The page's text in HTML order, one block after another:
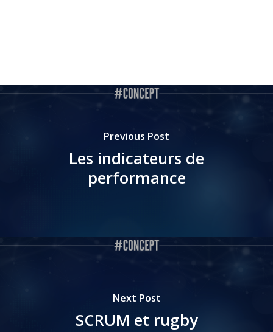
Previous Post
Les indicateurs de
performance
Next Post
SCRUM et rugby